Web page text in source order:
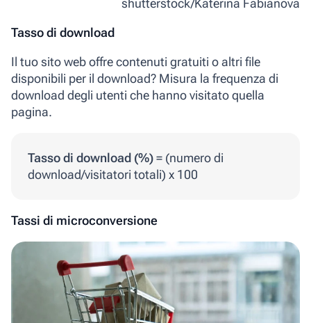
shutterstock/Katerina Fabianova
Tasso di download
Il tuo sito web offre contenuti gratuiti o altri file
disponibili per il download? Misura la frequenza di
download degli utenti che hanno visitato quella
pagina.
Tasso di download (%)= (numero di
download/visitatori totali) x 100
Tassi di microconversione